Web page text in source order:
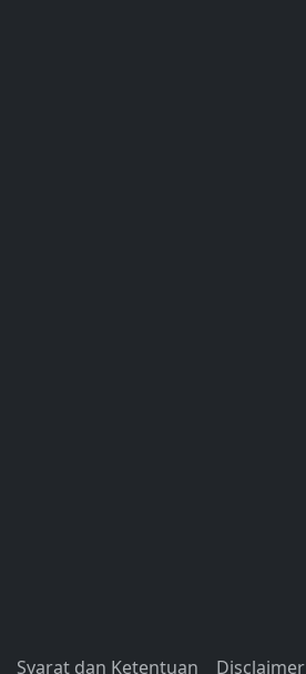
Syarat dan Ketentuan Disclaimer